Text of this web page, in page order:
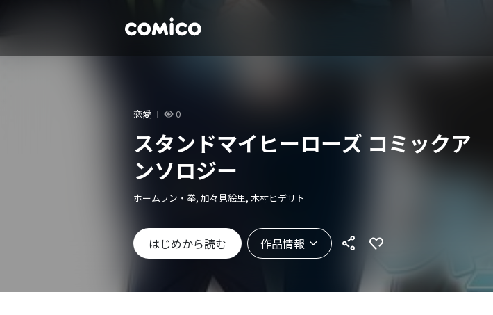
恋愛 0
スタンドマイヒーローズ コミックア
ンソロジー
ホームラン・拳, 加々見絵里, 木村ヒデサト
はじめから読む 作品情報